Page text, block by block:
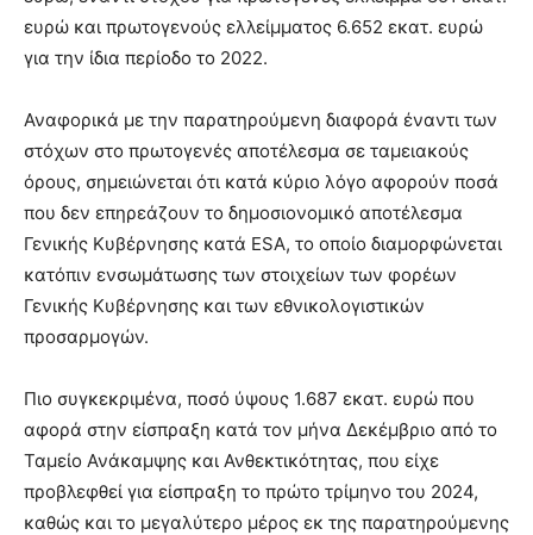
ευρώ και πρωτογενούς ελλείμματος 6.652 εκατ. ευρώ
για την ίδια περίοδο το 2022.
Αναφορικά με την παρατηρούμενη διαφορά έναντι των
στόχων στο πρωτογενές αποτέλεσμα σε ταμειακούς
όρους, σημειώνεται ότι κατά κύριο λόγο αφορούν ποσά
που δεν επηρεάζουν το δημοσιονομικό αποτέλεσμα
Γενικής Κυβέρνησης κατά ESA, το οποίο διαμορφώνεται
κατόπιν ενσωμάτωσης των στοιχείων των φορέων
Γενικής Κυβέρνησης και των εθνικολογιστικών
προσαρμογών.
Πιο συγκεκριμένα, ποσό ύψους 1.687 εκατ. ευρώ που
αφορά στην είσπραξη κατά τον μήνα Δεκέμβριο από το
Ταμείο Ανάκαμψης και Ανθεκτικότητας, που είχε
προβλεφθεί για είσπραξη το πρώτο τρίμηνο του 2024,
καθώς και το μεγαλύτερο μέρος εκ της παρατηρούμενης